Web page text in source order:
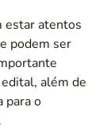
estar atentos
podem ser
além de
para o